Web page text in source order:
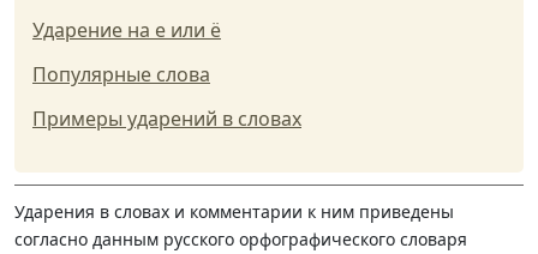
Ударение на е или ё
Популярные слова
Примеры ударений в словах
Ударения в словах и комментарии к ним приведены
согласно данным русского орфографического словаря